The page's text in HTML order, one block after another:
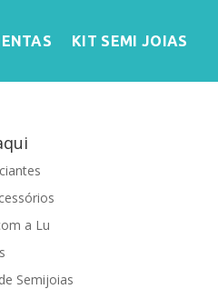
KIT SEMI JOIAS
a Lu
Semijoias